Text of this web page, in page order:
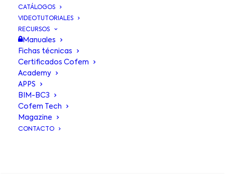
CATÁLOGOS
VIDEOTUTORIALES
RECURSOS
Manuales
Fichas técnicas
Certificados Cofem
Academy
APPS
BIM-BC3
Cofem Tech
Magazine
CONTACTO
NO TABS